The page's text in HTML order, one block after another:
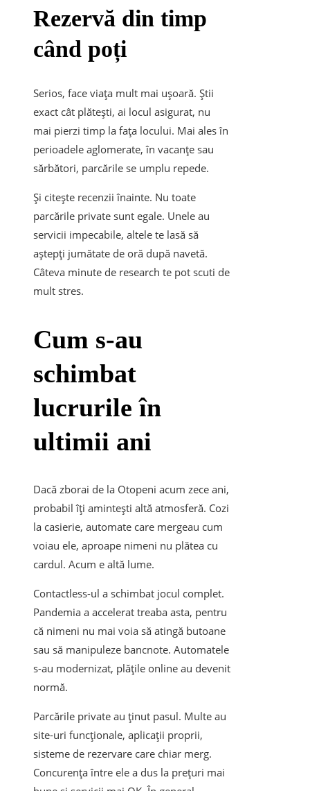
Rezervă din timp
când poți
Serios, face viața mult mai ușoară. Știi
exact cât plătești, ai locul asigurat, nu
mai pierzi timp la fața locului. Mai ales în
perioadele aglomerate, în vacanțe sau
sărbători, parcările se umplu repede.
Și citește recenzii înainte. Nu toate
parcările private sunt egale. Unele au
servicii impecabile, altele te lasă să
aștepți jumătate de oră după navetă.
Câteva minute de research te pot scuti de
mult stres.
Cum s-au
schimbat
lucrurile în
ultimii ani
Dacă zborai de la Otopeni acum zece ani,
probabil îți amintești altă atmosferă. Cozi
la casierie, automate care mergeau cum
voiau ele, aproape nimeni nu plătea cu
cardul. Acum e altă lume.
Contactless-ul a schimbat jocul complet.
Pandemia a accelerat treaba asta, pentru
că nimeni nu mai voia să atingă butoane
sau să manipuleze bancnote. Automatele
s-au modernizat, plățile online au devenit
normă.
Parcările private au ținut pasul. Multe au
site-uri funcționale, aplicații proprii,
sisteme de rezervare care chiar merg.
Concurența între ele a dus la prețuri mai